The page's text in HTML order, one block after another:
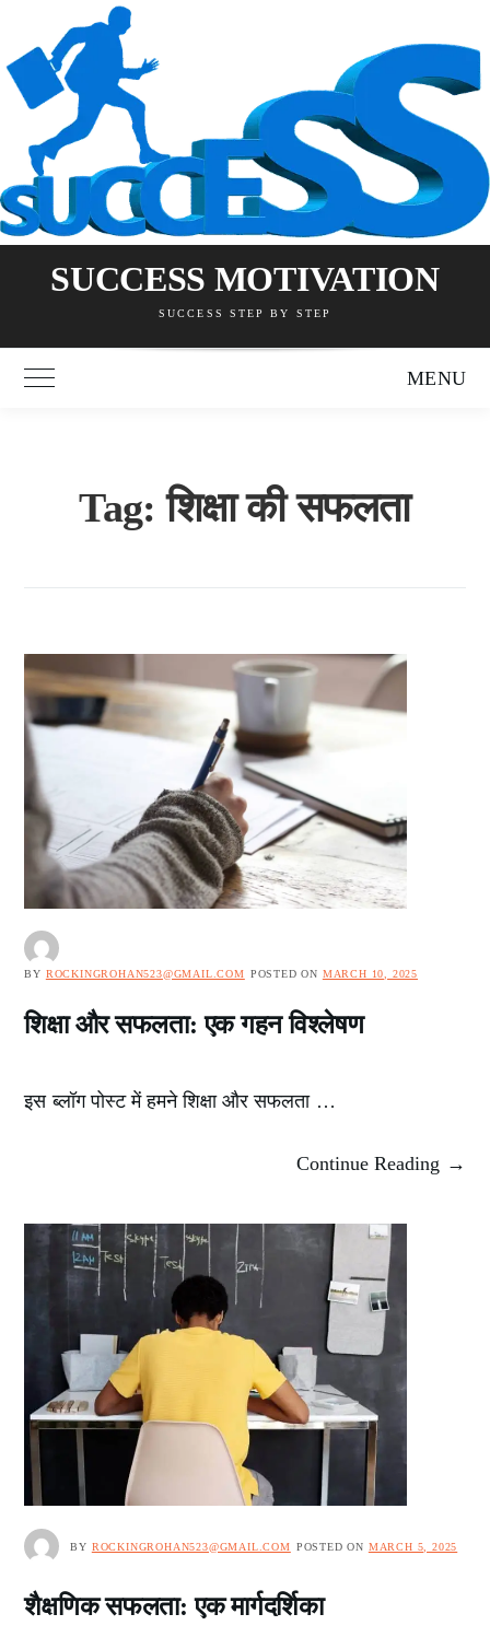
content
SUCCESS MOTIVATION
SUCCESS STEP BY STEP
Toggle Main Menu MENU
Tag:शिक्षा की सफलता
BY ROCKINGROHAN523@GMAIL.COM POSTED ON MARCH 10, 2025
शिक्षा और सफलता: एक गहन विश्लेषण
इस ब्लॉग पोस्ट में हमने शिक्षा और सफलता …
Continue Reading →
BY ROCKINGROHAN523@GMAIL.COM POSTED ON MARCH 5, 2025
शैक्षणिक सफलता: एक मार्गदर्शिका